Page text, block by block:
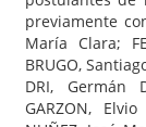
previamente
María Clara;
BRUGO,
DRI, Germán
GARZON,